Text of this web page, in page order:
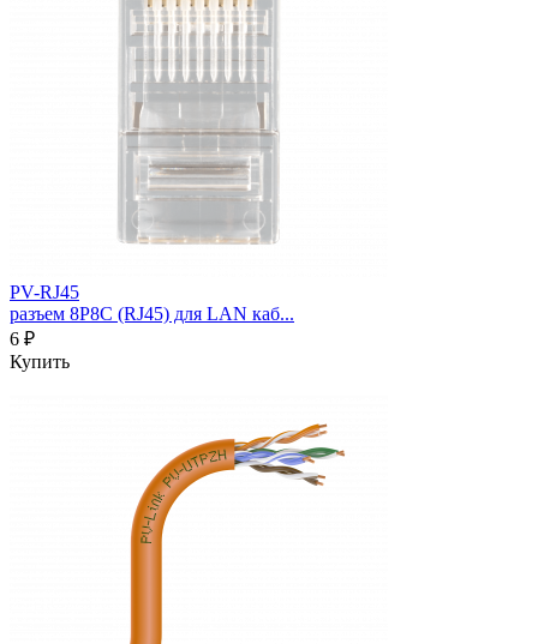
PV-RJ45
разъем 8P8C (RJ45) для LAN каб...
6 ₽
Купить